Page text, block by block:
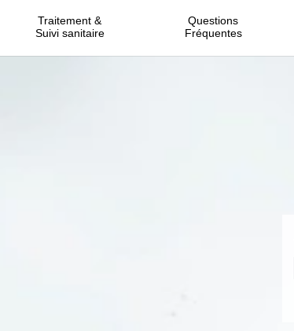
Traitement &
Suivi sanitaire
Questions
Fréquentes